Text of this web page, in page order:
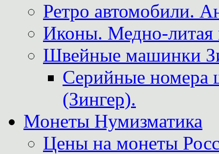
Ретро автомобили.
Иконы. Медно-литая
Швейные машинки
Серийные
(Зингер).
Монеты Нумизматика
Цены на монеты